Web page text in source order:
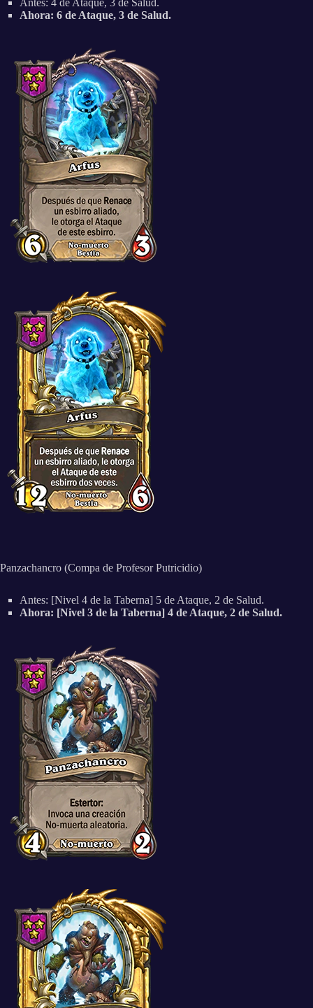
Ahora: 6 de Ataque, 3 de Salud.
Panzachancro (Compa de Profesor Putricidio)
Antes: [Nivel 4 de la Taberna] 5 de Ataque, 2 de Salud.
Ahora: [Nivel 3 de la Taberna] 4 de Ataque, 2 de Salud.